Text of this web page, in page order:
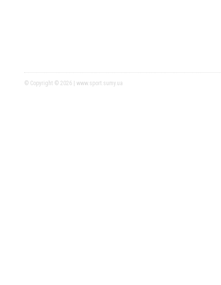
© Copyright © 2026 | www.sport.sumy.ua